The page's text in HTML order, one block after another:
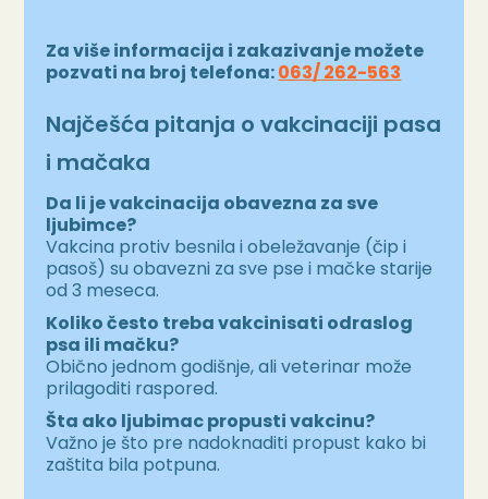
Za više informacija i zakazivanje možete
pozvati na broj telefona:063/ 262-563
Najčešća pitanja o vakcinaciji pasa
i mačaka
Da li je vakcinacija obavezna za sve
ljubimce?
Vakcina protiv besnila i obeležavanje (čip i
pasoš) su obavezni za sve pse i mačke starije
od 3 meseca.
Koliko često treba vakcinisati odraslog
psa ili mačku?
Obično jednom godišnje, ali veterinar može
prilagoditi raspored.
Šta ako ljubimac propusti vakcinu?
Važno je što pre nadoknaditi propust kako bi
zaštita bila potpuna.